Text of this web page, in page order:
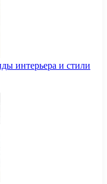
интерьера и стили